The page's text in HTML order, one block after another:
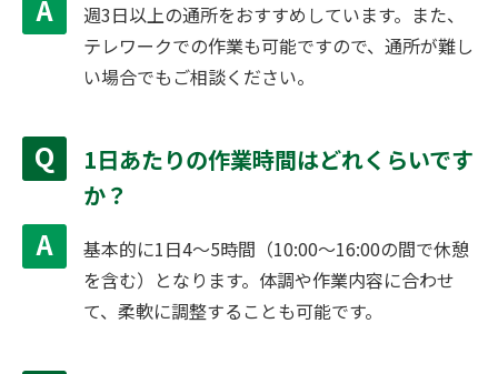
週3日以上の通所をおすすめしています。また、
テレワークでの作業も可能ですので、通所が難し
い場合でもご相談ください。
1日あたりの作業時間はどれくらいです
か？
基本的に1日4〜5時間（10:00～16:00の間で休憩
を含む）となります。体調や作業内容に合わせ
て、柔軟に調整することも可能です。